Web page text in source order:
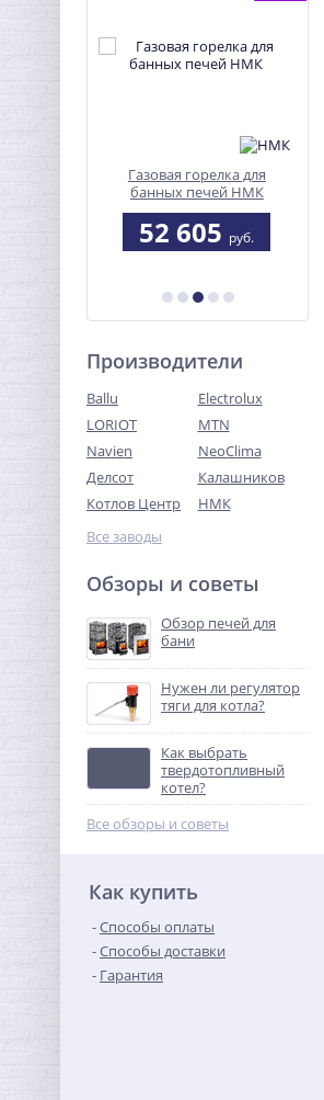
ЭКМ-9 Octa gray
24 247 руб.
Производители
Ballu
Electrolux
LORIOT
MTN
Navien
NeoClima
Делсот
Калашников
Котлов Центр
НМК
Все заводы
Обзоры и советы
Обзор печей для
бани
Нужен ли регулятор
тяги для котла?
Как выбрать
твердотопливный
котел?
Все обзоры и советы
Как купить
Способы оплаты
Способы доставки
Гарантия